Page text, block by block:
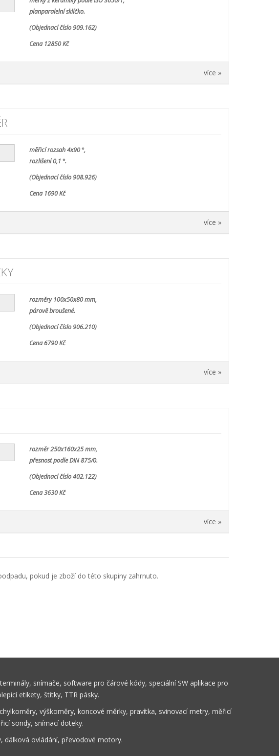
planparalelní sklíčko.
(Objednací číslo 909.162)
Cena 12850 Kč
více »
měřicí rozsah 4x90 °,
rozlišení 0,1 °.
(Objednací číslo 908.926)
Cena 1690 Kč
více »
rozměry 100x50x80 mm,
párově broušené.
(Objednací číslo 906.210)
Cena 6790 Kč
více »
rozměr 250x160x25 mm,
přesnost podle DIN 875/0.
(Objednací číslo 402.122)
Cena 3630 Kč
více »
pokud je zboží do této skupiny zahrnuto.
snímače, software pro čárové kódy, speciální SW aplikace pro
etikety, štítky, TTR pásky.
výškoměry, koncové měrky, pravítka, svinovací metry, měřicí
sondy, snímací doteky.
dálková ovládání, převodové motory.